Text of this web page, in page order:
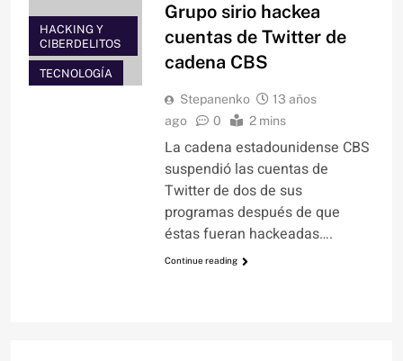
HACKING Y
CIBERDELITOS
TECNOLOGÍA
Grupo sirio hackea
cuentas de Twitter de
cadena CBS
Stepanenko
13 años
ago
0 2 mins
La cadena estadounidense CBS
suspendió las cuentas de
Twitter de dos de sus
programas después de que
éstas fueran hackeadas….
Continue reading